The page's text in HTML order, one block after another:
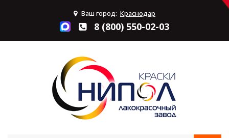
Ваш город: Краснодар
8 (800) 550-02-03